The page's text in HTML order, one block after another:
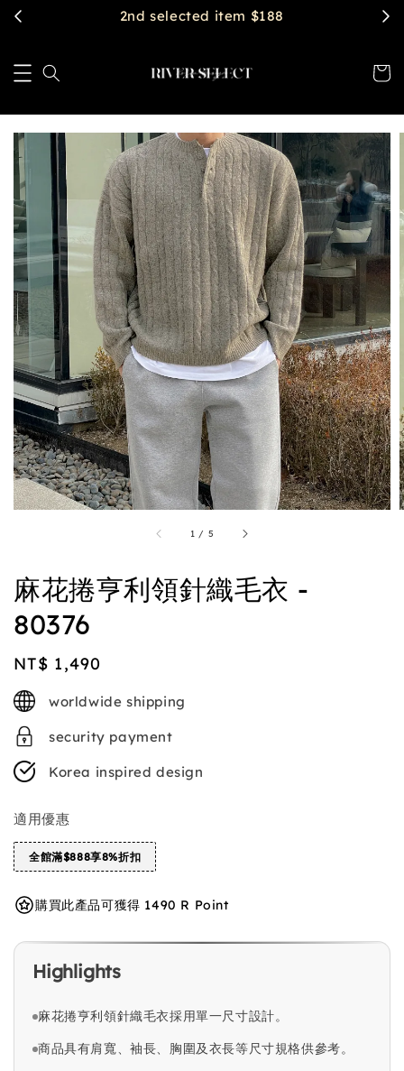
2nd selected item $188
1 / 5
麻花捲亨利領針織毛衣 -
80376
Regular
price
NT$ 1,490
worldwide shipping
security payment
Korea inspired design
適用優惠
全館滿$888享8%折扣
購買此產品可獲得 1490 R Point
Highlights
麻花捲亨利領針織毛衣採用單一尺寸設計。
商品具有肩寬、袖長、胸圍及衣長等尺寸規格供參考。